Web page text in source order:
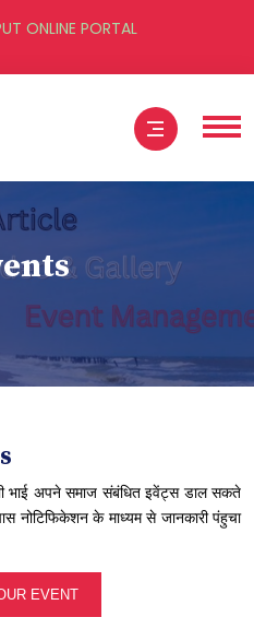
ONLINE PORTAL
भाई अपने समाज संबंधित इवेंट्स डाल सकते
नोटिफिकेशन के माध्यम से जानकारी पंहुचा
EVENT